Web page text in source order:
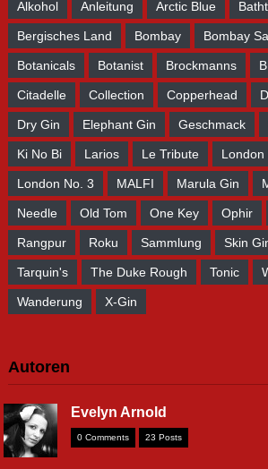
Alkohol Anleitung Arctic Blue
Bergisches Land Bombay Bombay
Botanicals Botanist Brockmanns
Citadelle Collection Copperhead
Dry Gin Elephant Gin Geschmack
Ki No Bi Larios Le Tribute London
London No. 3 MALFI Marula Gin
Needle Old Tom One Key Ophir
Rangpur Roku Sammlung Skin
Tarquin's The Duke Rough Tonic
Wanderung X-Gin
Autoren
Evelyn Arnold
0 Comments 23 Posts